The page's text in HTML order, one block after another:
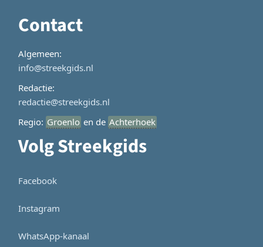
Contact
Algemeen:
info@streekgids.nl
Redactie:
redactie@streekgids.nl
Regio: Groenlo en de Achterhoek
Volg Streekgids
Facebook
Instagram
WhatsApp-kanaal